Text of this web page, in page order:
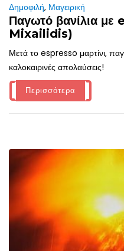
Δημοφιλή, Μαγειρική
Παγωτό βανίλια
Mixailidis)
Μετά το espresso μαρτίνι,
καλοκαιρινές απολαύσεις!
Περισσότερα